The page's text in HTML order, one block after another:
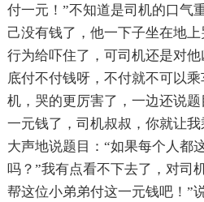
付一元！”不知道是司机的口气
己没有钱了，他一下子坐在地
行为给吓住了，可司机还是对
底付不付钱呀，不付就不可以
机，哭的更厉害了，一边还说
一元钱了，司机叔叔，你就让
大声地说题目：“如果每个人都
吗？”我有点看不下去了，对司
帮这位小弟弟付这一元钱吧！”